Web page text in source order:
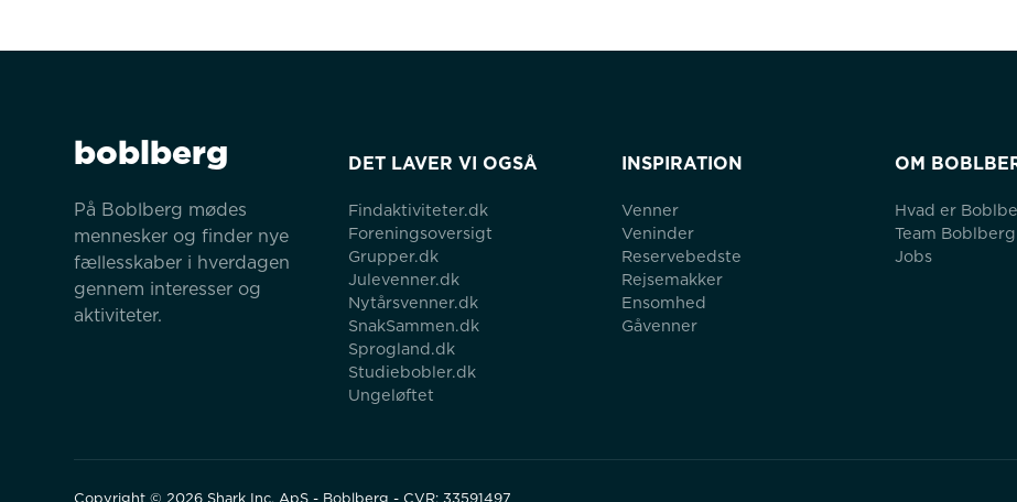
boblberg
På Boblberg mødes
mennesker og finder nye
fællesskaber i hverdagen
gennem interesser og
aktiviteter.
DET LAVER VI OGSÅ
Findaktiviteter.dk
Foreningsoversigt
Grupper.dk
Julevenner.dk
Nytårsvenner.dk
SnakSammen.dk
Sprogland.dk
Studiebobler.dk
Ungeløftet
INSPIRATION
Venner
Veninder
Reservebedste
Rejsemakker
Ensomhed
Gåvenner
OM
Hvad er
Team Boblberg
Jobs
Copyright © 2026 Shark Inc. ApS - Boblberg - CVR: 33591497